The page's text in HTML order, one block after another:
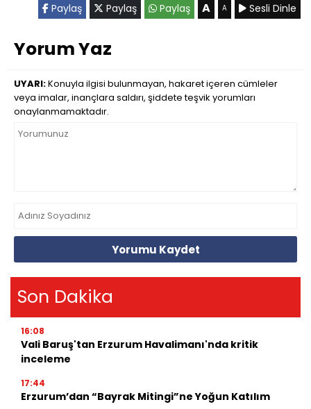
Paylaş
Paylaş Paylaş A A Sesli Dinle
Yorum Yaz
UYARI:Konuyla ilgisi bulunmayan, hakaret içeren cümleler
veya imalar, inançlara saldırı, şiddete teşvik yorumları
onaylanmamaktadır.
Yorumu Kaydet
Son Dakika
16:08
Vali Baruş'tan Erzurum Havalimanı'nda kritik
inceleme
17:44
Erzurum’dan “Bayrak Mitingi”ne Yoğun Katılım